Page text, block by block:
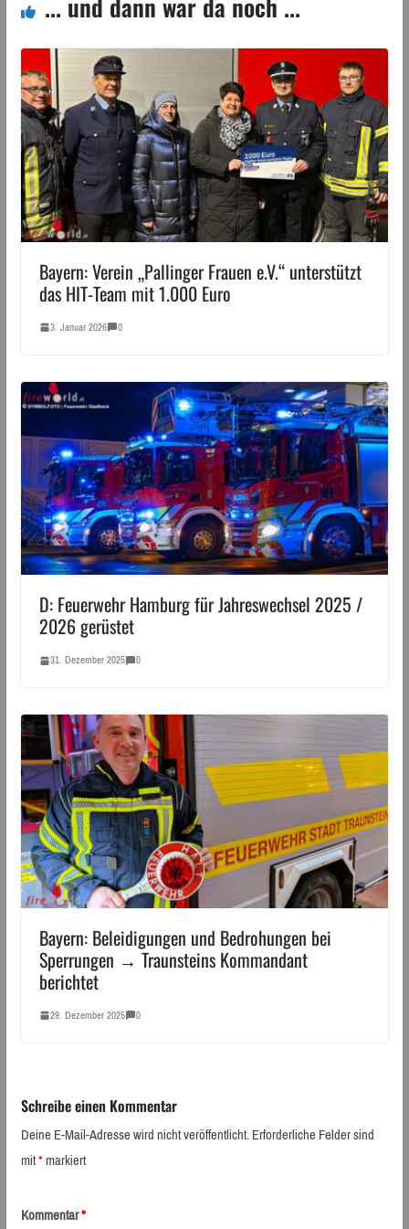
Bayern: Verein „Pallinger Frauen e.V.“ unterstützt
das HIT-Team mit 1.000 Euro
3. Januar 2026 0
D: Feuerwehr Hamburg für Jahreswechsel 2025 /
2026 gerüstet
31. Dezember 2025 0
Bayern: Beleidigungen und Bedrohungen bei
Sperrungen → Traunsteins Kommandant
berichtet
29. Dezember 2025 0
Schreibe einen Kommentar
Deine E-Mail-Adresse wird nicht veröffentlicht.Erforderliche Felder sind
mit*markiert
Kommentar*